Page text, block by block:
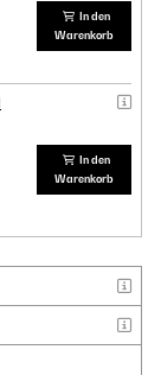
In den
Warenkorb
In den
Warenkorb